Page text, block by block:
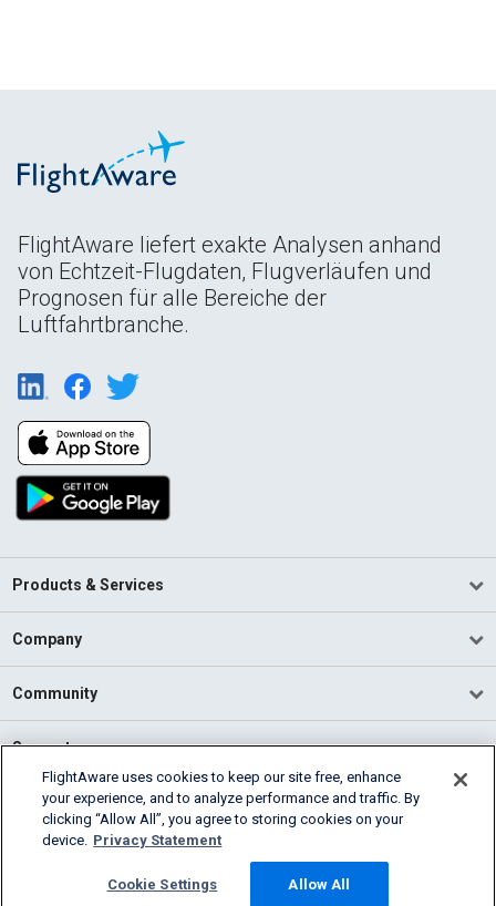
FlightAware liefert exakte Analysen anhand
von Echtzeit-Flugdaten, Flugverläufen und
Prognosen für alle Bereiche der
Luftfahrtbranche.
Products & Services
Company
Community
Support
English (USA)
2026 FlightAware
Cookie Settings
FlightAware uses cookies to keep our site free, enhance
your experience, and to analyze performance and traffic. By
clicking “Allow All”, you agree to storing cookies on your
device. Privacy Statement
Cookie Settings Allow All